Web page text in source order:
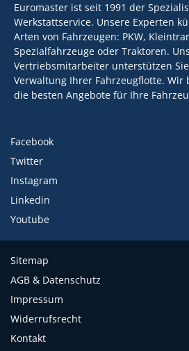
Euromaster ist seit 1991 der
Werkstattservice. Unsere Experten
Arten von Fahrzeugen: PKW,
Spezialfahrzeuge oder Traktoren.
Vertriebsmitarbeiter unterstützen
Verwaltung Ihrer Fahrzeugflotte. Wir
die besten Angebote für Ihre
Facebook
Twitter
Instagram
Linkedin
Youtube
Sitemap
AGB & Datenschutz
Impressum
Widerrufsrecht
Kontakt